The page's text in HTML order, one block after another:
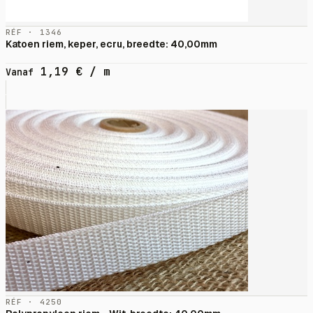
RÉF · 1346
Katoen riem, keper, ecru, breedte: 40,00mm
Vanaf 1,19 € / m
RÉF · 4250